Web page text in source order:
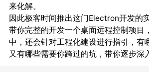
来化解。
因此极客时间推出这门Electron开发的
带你完整的开发一个桌面远程控制项目
中，还会针对工程化建设进行指引，有
又有哪些需要你跨过的坑，带你逐步深